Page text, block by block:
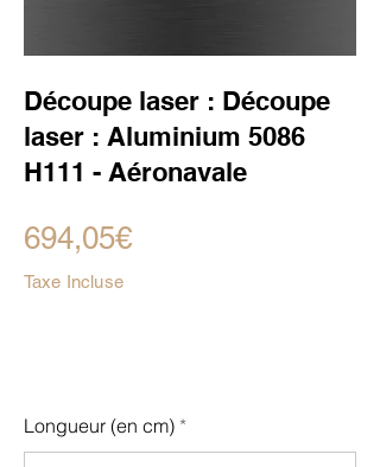
Découpe laser : Découpe
laser : Aluminium 5086
H111 - Aéronavale
694,05€
Taxe Incluse
Longueur (en cm)